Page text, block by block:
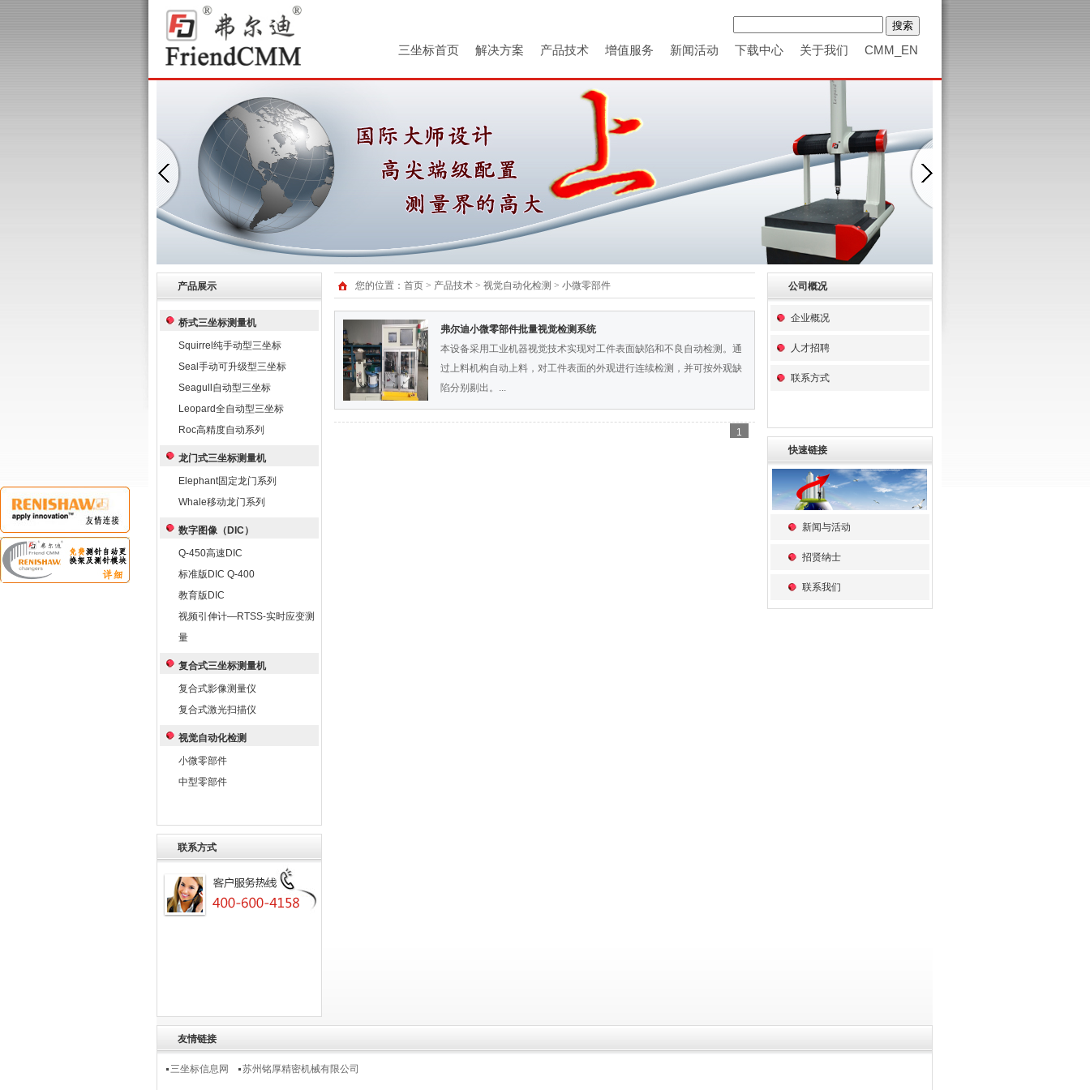
三坐标首页 解决方案 产品技术 增值服务 新闻活动 下载中心 关于我们 CMM_EN
产品展示
桥式三坐标测量机
Squirrel纯手动型三坐标
Seal手动可升级型三坐标
Seagull自动型三坐标
Leopard全自动型三坐标
Roc高精度自动系列
龙门式三坐标测量机
Elephant固定龙门系列
Whale移动龙门系列
数字图像（DIC）
Q-450高速DIC
标准版DIC Q-400
教育版DIC
视频引伸计—RTSS-实时应变测
量
复合式三坐标测量机
复合式影像测量仪
复合式激光扫描仪
视觉自动化检测
小微零部件
中型零部件
联系方式
您的位置： 首页 > 产品技术 > 视觉自动化检测 > 小微零部件
弗尔迪小微零部件批量视觉检测系统
本设备采用工业机器视觉技术实现对工件表面缺陷和不良自动检测。通
过上料机构自动上料，对工件表面的外观进行连续检测，并可按外观缺
陷分别剔出。...
1
公司概况
企业概况
人才招聘
联系方式
快速链接
新闻与活动
招贤纳士
联系我们
友情链接
三坐标信息网 苏州铭厚精密机械有限公司